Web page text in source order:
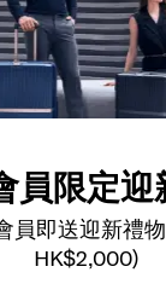
員限定迎
員即送迎新禮
HK$2,000)
了解其他品牌